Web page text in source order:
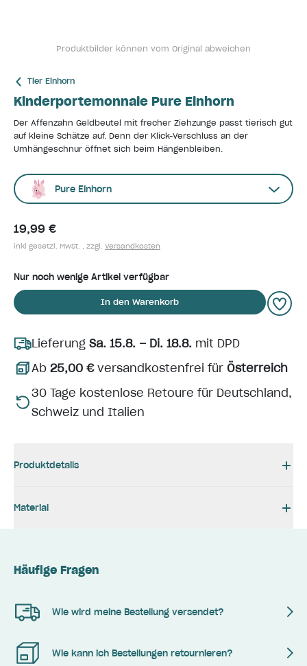
Produktbilder können vom Original abweichen
Tier Einhorn
Kinderportemonnaie Pure Einhorn
Der Affenzahn Geldbeutel mit frecher Ziehzunge passt tierisch gut
auf kleine Schätze auf. Denn der Klick-Verschluss an der
Umhängeschnur öffnet sich beim Hängenbleiben.
Pure Einhorn
19,99 €
inkl gesetzl. MwSt. , zzgl. Versandkosten
Nur noch wenige Artikel verfügbar
In den Warenkorb
Lieferung Sa. 15.8. – Di. 18.8. mit DPD
Ab 25,00 €versandkostenfrei für Österreich
30 Tage kostenlose Retoure für Deutschland,
Schweiz und Italien
Produktdetails
Material
Häufige Fragen
Wie wird meine Bestellung versendet?
Wie kann ich Bestellungen retournieren?